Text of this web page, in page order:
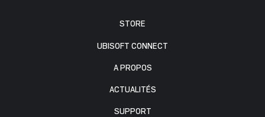
STORE
UBISOFT CONNECT
A PROPOS
ACTUALITÉS
SUPPORT